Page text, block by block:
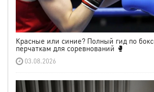
Красные или синие? Полный гид по
перчаткам для соревнований 🥊
03.08.2026